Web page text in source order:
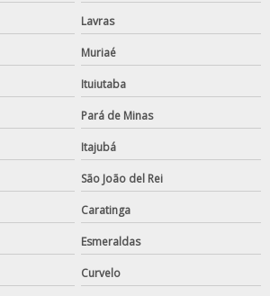
Lavras
Muriaé
Ituiutaba
Pará de Minas
Itajubá
São João del Rei
Caratinga
Esmeraldas
Curvelo